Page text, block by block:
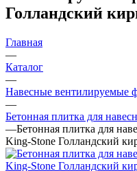
Голландский
Главная
—
Каталог
—
Навесные вентилируемые
—
Бетонная плитка для
—Бетонная плитка для
King-Stone Голландский